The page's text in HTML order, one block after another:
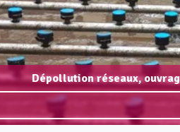
Dépollution réseaux,